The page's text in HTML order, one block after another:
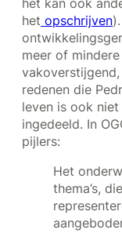
het kan ook
het opschrijven
meer of
redenen die
leven is ook
ingedeeld. In
pijlers:
Het
thema’s,